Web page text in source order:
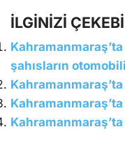
İLGİNİZİ
şahısların
Kahramanmaraş’ta